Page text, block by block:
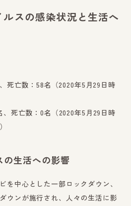
スの感染状況と生活へ
死亡数：58名（2020年5月29日時
、死亡数：0名（2020年5月29日時
生活への影響
を中心とした一部ロックダウン、
ウンが施行され、人々の生活に影